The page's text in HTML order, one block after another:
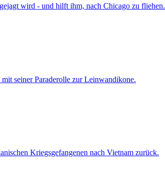
wird - und hilft ihm, nach Chicago zu fliehen.
seiner Paraderolle zur Leinwandikone.
Kriegsgefangenen nach Vietnam zurück.